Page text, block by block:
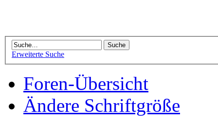
Erweiterte Suche
Foren-Übersicht
Ändere Schriftgröße